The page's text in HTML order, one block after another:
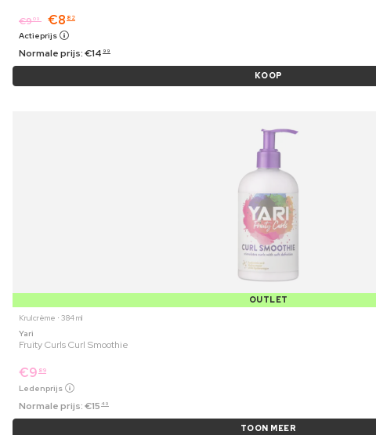
€909 €8 82
Actieprijs
Normale prijs:€14 99
KOOP
OUTLET
Krulcrème ⋅ 384 ml
Yari
Fruity Curls Curl Smoothie
€9 89
Ledenprijs
Normale prijs:€15 49
TOON MEER